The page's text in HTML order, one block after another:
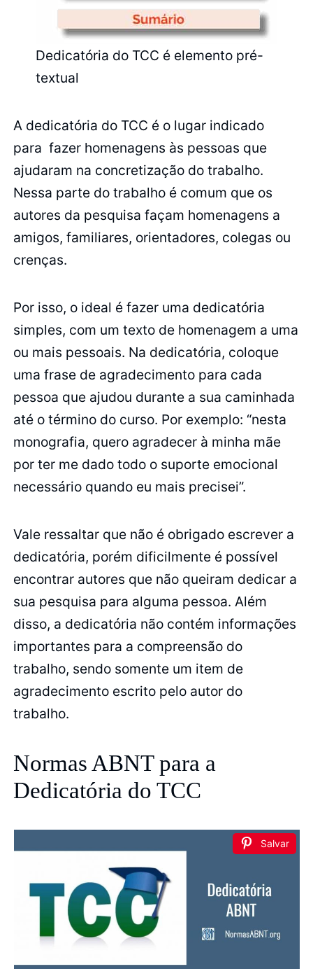
Dedicatória do TCC é elemento pré-
textual
A dedicatória do TCC é o lugar indicado
para fazer homenagens às pessoas que
ajudaram na concretização do trabalho.
Nessa parte do trabalho é comum que os
autores da pesquisa façam homenagens a
amigos, familiares, orientadores, colegas ou
crenças.
Por isso, o ideal é fazer uma dedicatória
simples, com um texto de homenagem a uma
ou mais pessoais. Na dedicatória, coloque
uma frase de agradecimento para cada
pessoa que ajudou durante a sua caminhada
até o término do curso. Por exemplo: “nesta
monografia, quero agradecer à minha mãe
por ter me dado todo o suporte emocional
necessário quando eu mais precisei”.
Vale ressaltar que não é obrigado escrever a
dedicatória, porém dificilmente é possível
encontrar autores que não queiram dedicar a
sua pesquisa para alguma pessoa. Além
disso, a dedicatória não contém informações
importantes para a compreensão do
trabalho, sendo somente um item de
agradecimento escrito pelo autor do
trabalho.
Normas ABNT para a
Dedicatória do TCC
Salvar